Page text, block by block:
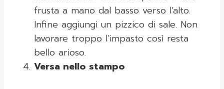
frusta a mano dal basso verso l’alto.
Infine aggiungi un pizzico di sale. Non
lavorare troppo l’impasto così resta
bello arioso.
Versa nello stampo